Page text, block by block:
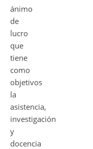
ánimo
de
lucro
que
tiene
como
objetivos
la
asistencia,
investigación
y
docencia